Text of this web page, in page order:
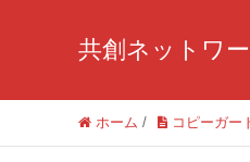
共創ネットワ
ホーム / コピーガー